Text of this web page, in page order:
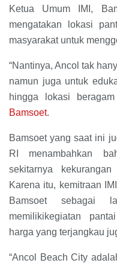
Ketua Umum IMI,
mengatakan lokasi
masyarakat untuk
“Nantinya, Ancol tak
namun juga untuk
hingga lokasi
Bamsoet.
Bamsoet yang saat ini
RI menambahkan
sekitarnya
Karena itu, kemitraan
Bamsoet sebagai
memilikikegiatan
harga yang terjangkau
“Ancol Beach City